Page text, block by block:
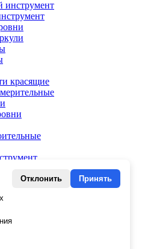
красящие
Отклонить Принять